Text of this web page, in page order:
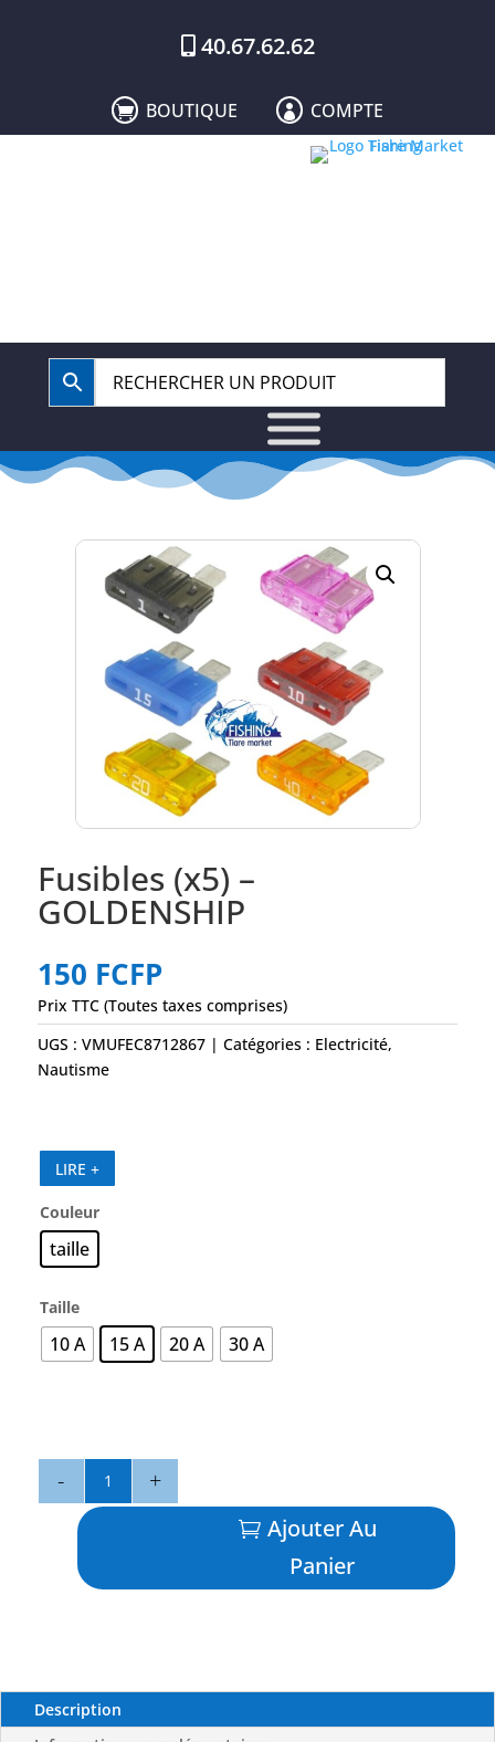
40.67.62.62
 BOUTIQUE  COMPTE
Fusibles (x5) –
GOLDENSHIP
150 FCFP
Prix TTC (Toutes taxes comprises)
UGS : VMUFEC8712867 Catégories : Electricité,
Nautisme
LIRE +
Couleur
taille
Taille
10 A 15 A 20 A 30 A
quantité
Fusibles
Ajouter Au
Panier
Description